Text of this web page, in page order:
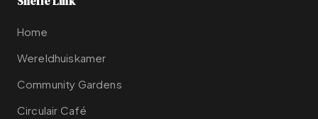
Home
Wereldhuiskamer
Community Gardens
Circulair Café